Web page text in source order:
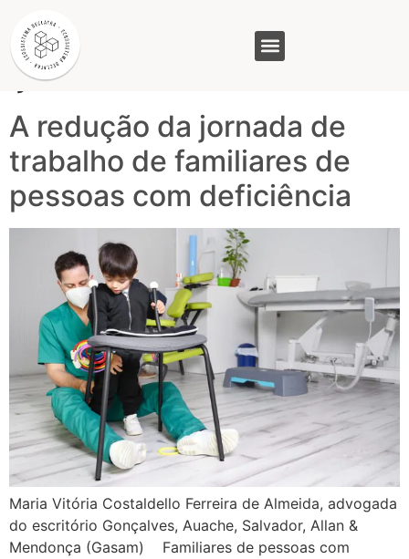
Tag:
Redução da
jornada
A redução da jornada de
trabalho de familiares de
pessoas com deficiência
Maria Vitória Costaldello Ferreira de Almeida, advogada
do escritório Gonçalves, Auache, Salvador, Allan &
Mendonça (Gasam) Familiares de pessoas com